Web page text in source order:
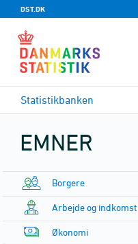
DST.DK
Statistikbanken
EMNER
Borgere
Arbejde og indkomst
Økonomi